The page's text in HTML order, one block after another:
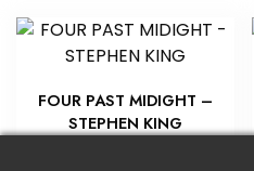
FOUR PAST MIDIGHT –
STEPHEN KING